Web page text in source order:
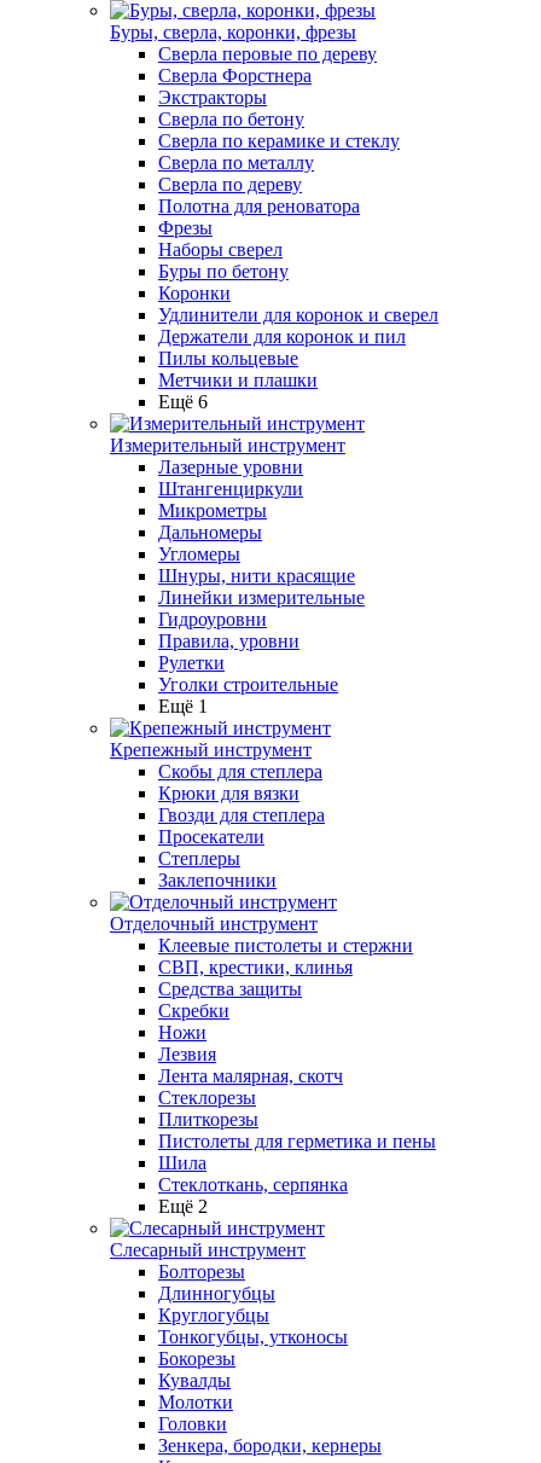
Буры, сверла, коронки, фрезы
Сверла перовые по дереву
Сверла Форстнера
Экстракторы
Сверла по бетону
Сверла по керамике и стеклу
Сверла по металлу
Сверла по дереву
Полотна для реноватора
Фрезы
Наборы сверел
Буры по бетону
Коронки
Удлинители для коронок и сверел
Держатели для коронок и пил
Пилы кольцевые
Метчики и плашки
Ещё 6
Измерительный инструмент
Лазерные уровни
Штангенциркули
Микрометры
Дальномеры
Угломеры
Шнуры, нити красящие
Линейки измерительные
Гидроуровни
Правила, уровни
Рулетки
Уголки строительные
Ещё 1
Крепежный инструмент
Скобы для степлера
Крюки для вязки
Гвозди для степлера
Просекатели
Степлеры
Заклепочники
Отделочный инструмент
Клеевые пистолеты и стержни
СВП, крестики, клинья
Средства защиты
Скребки
Ножи
Лезвия
Лента малярная, скотч
Стеклорезы
Плиткорезы
Пистолеты для герметика и пены
Шила
Стеклоткань, серпянка
Ещё 2
Слесарный инструмент
Болторезы
Длинногубцы
Круглогубцы
Тонкогубцы, утконосы
Бокорезы
Кувалды
Молотки
Головки
Зенкера, бородки, кернеры